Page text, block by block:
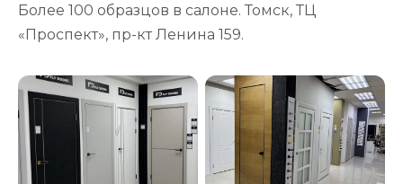
Более 100 образцов в салоне. Томск, ТЦ
«Проспект», пр-кт Ленина 159.